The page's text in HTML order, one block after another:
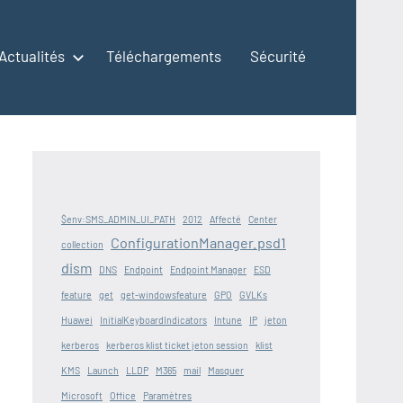
Actualités Téléchargements Sécurité
$env:SMS_ADMIN_UI_PATH 2012 Affecté Center
collection
ConfigurationManager.psd1
dism
DNS Endpoint Endpoint Manager ESD
feature get get-windowsfeature GPO GVLKs
Huawei InitialKeyboardIndicators Intune IP jeton
kerberos kerberos klist ticket jeton session klist
KMS Launch LLDP M365 mail Masquer
Microsoft Office Paramètres